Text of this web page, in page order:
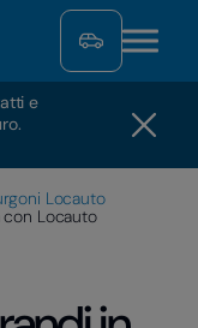
e
Locauto
con Locauto